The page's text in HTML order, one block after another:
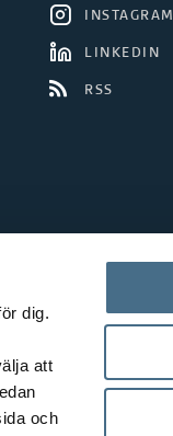
dig.
att
och
INSTAGRAM
LINKEDIN
RSS